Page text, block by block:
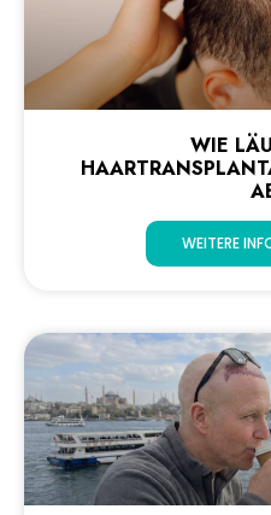
WIE
WEITERE